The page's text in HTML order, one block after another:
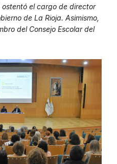
el cargo de director
de La Rioja. Asimismo,
del Consejo Escolar del